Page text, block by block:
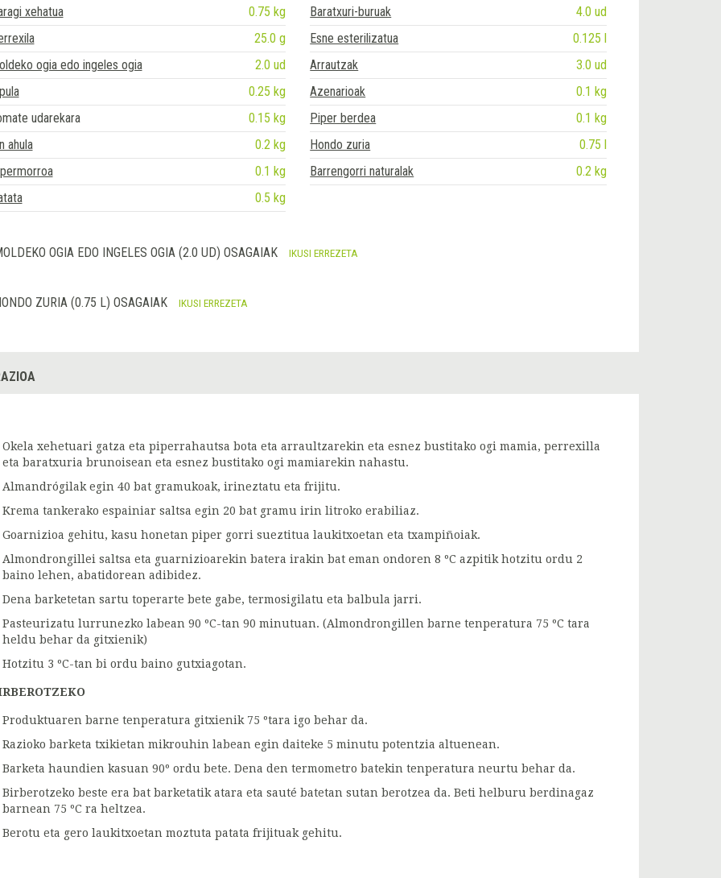
xehatua 0.75 kg Baratxuri-buruak
4.0 ud
25.0 g Esne esterilizatua
0.125 l
ogia edo ingeles ogia
2.0 ud Arrautzak
3.0 ud
0.25 kg Azenarioak
0.1 kg
udarekara
0.15 kg Piper berdea
0.1 kg
ahula
0.2 kg Hondo zuria
0.75 l
0.1 kg Barrengorri naturalak
0.2 kg
0.5 kg
OGIA EDO INGELES OGIA (2.0 UD) OSAGAIAK IKUSI ERREZETA
ZURIA (0.75 L) OSAGAIAK IKUSI ERREZETA
Okela xehetuari gatza eta piperrahautsa bota eta arraultzarekin eta esnez bustitako ogi mamia, perrexilla
eta baratxuria brunoisean eta esnez bustitako ogi mamiarekin nahastu.
Almandrógilak egin 40 bat gramukoak, irineztatu eta frijitu.
Krema tankerako espainiar saltsa egin 20 bat gramu irin litroko erabiliaz.
Goarnizioa gehitu, kasu honetan piper gorri sueztitua laukitxoetan eta txampiñoiak.
Almondrongillei saltsa eta guarnizioarekin batera irakin bat eman ondoren 8 ºC azpitik hotzitu ordu 2
baino lehen, abatidorean adibidez.
Dena barketetan sartu toperarte bete gabe, termosigilatu eta balbula jarri.
Pasteurizatu lurrunezko labean 90 ºC-tan 90 minutuan. (Almondrongillen barne tenperatura 75 ºC tara
heldu behar da gitxienik)
Hotzitu 3 ºC-tan bi ordu baino gutxiagotan.
Produktuaren barne tenperatura gitxienik 75 ºtara igo behar da.
Razioko barketa txikietan mikrouhin labean egin daiteke 5 minutu potentzia altuenean.
Barketa haundien kasuan 90º ordu bete. Dena den termometro batekin tenperatura neurtu behar da.
Birberotzeko beste era bat barketatik atara eta sauté batetan sutan berotzea da. Beti helburu berdinagaz
barnean 75 ºC ra heltzea.
Berotu eta gero laukitxoetan moztuta patata frijituak gehitu.